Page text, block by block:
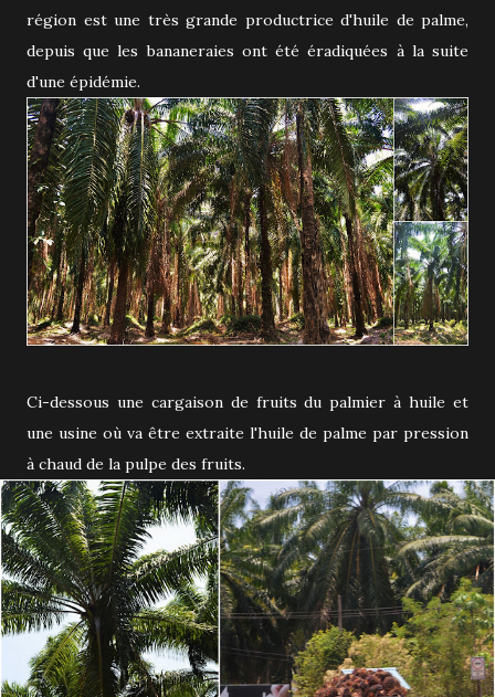
région est une très grande productrice d'huile de palme,
depuis que les bananeraies ont été éradiquées à la suite
d'une épidémie.
Ci-dessous une cargaison de fruits du palmier à huile et
une usine où va être extraite l'huile de palme par pression
à chaud de la pulpe des fruits.